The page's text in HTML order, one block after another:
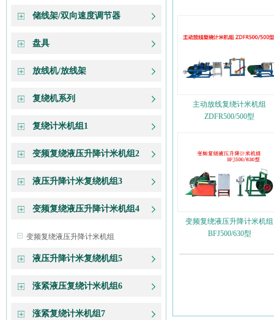
储线架/双向速度调节器
盘具
放线机/放线架
复绕机系列
复绕计米机组1
变频复绕液压升降计米机组2
液压升降计米复绕机组3
变频复绕液压升降计米机组4
变频复绕液压升降计米机组
液压升降计米复绕机组5
涨紧液压复绕计米机组6
涨紧复绕计米机组7
主动放线复绕计米机组
ZDFR500/500型
变频复绕液压升降计米机组
BFJ500/630型